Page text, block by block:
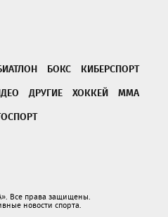
БОКС
КИБЕРСПОРТ
ДРУГИЕ ХОККЕЙ
ММА
Все права защищены.
новости спорта.